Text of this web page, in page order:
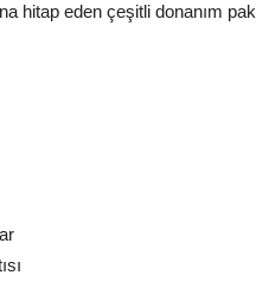
hitap eden çeşitli donanım